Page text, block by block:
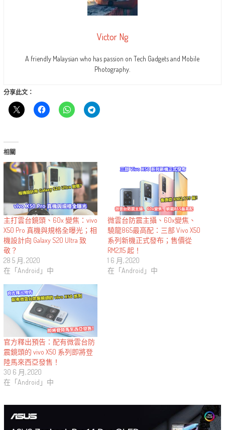
Victor Ng
A friendly Malaysian who has passion on Tech Gadgets and Mobile
Photography.
分享此文：
相關
主打雲台鏡頭、60x 變焦：vivo
X50 Pro 真機與規格全曝光；相
機設計向 Galaxy S20 Ultra 致
敬？
28 5 月, 2020
在「Android」中
微雲台防震主攝、60x變焦、
驍龍865最高配：三部 Vivo X50
系列新機正式發布；售價從
RM2,115 起！
1 6 月, 2020
在「Android」中
官方釋出預告：配有微雲台防
震鏡頭的 vivo X50 系列即將登
陸馬來西亞發售！
30 6 月, 2020
在「Android」中